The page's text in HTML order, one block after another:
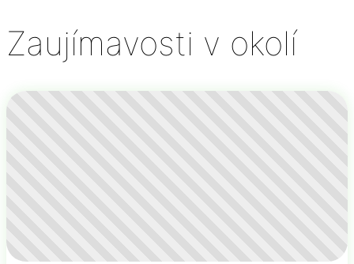
Zaujímavosti v okolí